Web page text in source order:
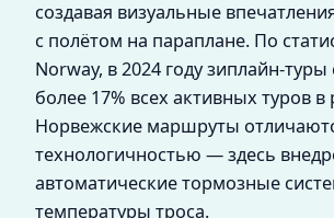
создавая визуальные
с полётом на параплане. По
Norway, в 2024 году зиплайн-туры
более 17% всех активных туров в
Норвежские маршруты
технологичностью — здесь
автоматические тормозные
температуры троса.